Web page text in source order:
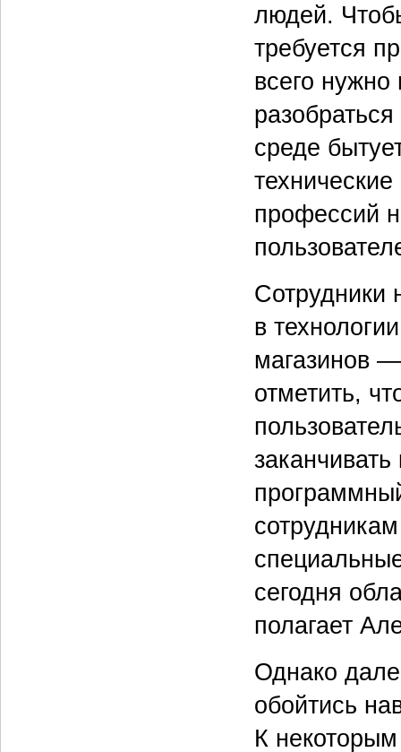
людей.
требуется
всего нужно
среде
профессий
Сотрудники
в
магазинов
отметить,
сегодня
полагает
Однако
обойтись
К